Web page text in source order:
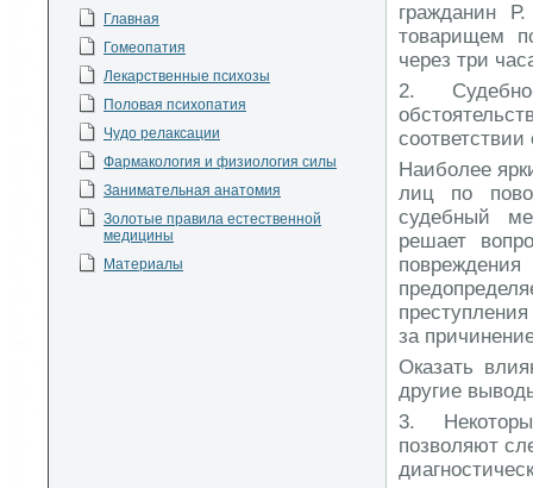
Главная
Гомеопатия
Лекарственные психозы
Половая психопатия
Чудо релаксации
Фармакология и физиология силы
Занимательная анатомия
Золотые правила естественной
медицины
Материалы
гражданин
товарищем
через три
2.
Наиболее
лиц по
судебный
решает
за
Оказать
другие
3.
позволяют